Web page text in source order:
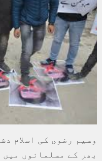
وسیم رضوی کی اسلام
بھر کے مسلمانوں